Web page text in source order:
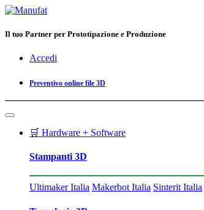
Il tuo Partner per Prototipazione e Produzione
Accedi
Preventivo online file 3D
🛒 Hardware + Software
Stampanti 3D
Ultimaker Italia Makerbot Italia Sinterit Italia